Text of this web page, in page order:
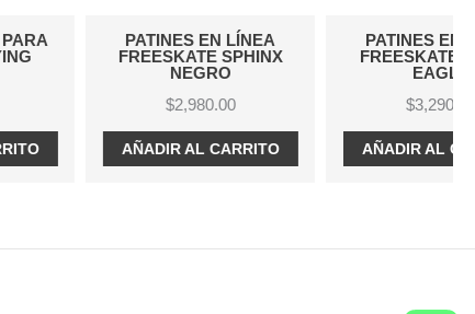
PATINES EN LÍNEA
FREESKATE SPHINX
AÑADIR AL CARRITO
PATINES EN LÍNEA
FREESKATE FLYING
AÑADIR AL CARRITO